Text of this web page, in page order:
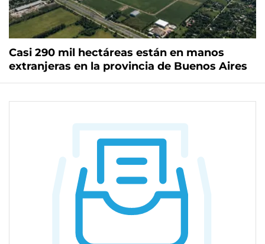
Casi 290 mil hectáreas están en manos
extranjeras en la provincia de Buenos Aires